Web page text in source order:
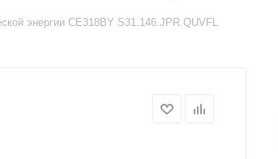
энергии СЕ318BY S31.146.JPR.QUVFL